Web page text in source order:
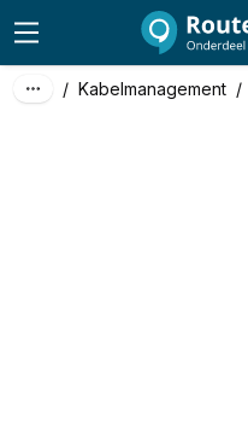
/ Kabelmanagement /
excl. btw
incl. btw